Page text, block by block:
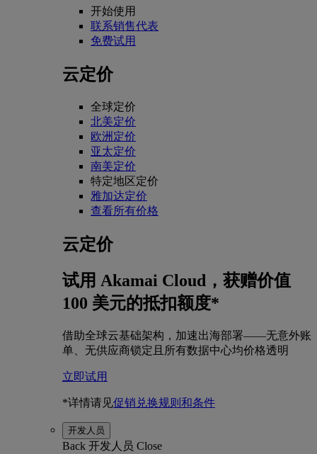
开始使用
联系销售代表
免费试用
云定价
全球定价
北美定价
欧洲定价
亚太定价
南美定价
特定地区定价
雅加达定价
查看所有价格
云定价
试用 Akamai Cloud，获赠价值
100 美元的抵扣额度*
借助全球云基础架构，加速出海部署——无意外账
单、无供应商锁定且所有数据中心均价格透明
立即试用
*详情请见促销兑换规则和条件
开发人员
Back 开发人员 Close